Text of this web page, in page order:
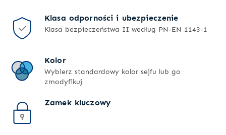
Klasa odporności i ubezpieczenie
Klasa bezpieczeństwa II według PN-EN 1143-1
Kolor
Wybierz standardowy kolor sejfu lub go
zmodyfikuj
Zamek kluczowy